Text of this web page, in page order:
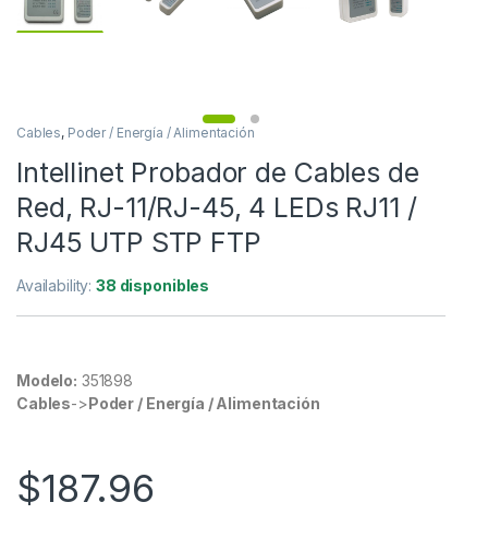
Cables, Poder / Energía / Alimentación
Intellinet Probador de Cables de
Red, RJ-11/RJ-45, 4 LEDs RJ11 /
RJ45 UTP STP FTP
Availability:38 disponibles
Modelo: 351898
Cables->Poder / Energía / Alimentación
$187.96